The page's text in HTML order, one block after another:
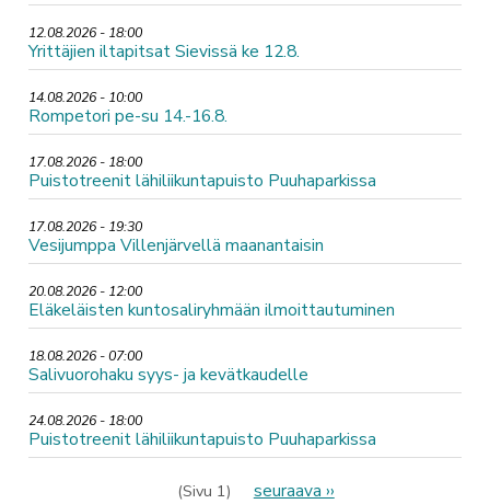
12.08.2026 - 18:00
Yrittäjien iltapitsat Sievissä ke 12.8.
14.08.2026 - 10:00
Rompetori pe-su 14.-16.8.
17.08.2026 - 18:00
Puistotreenit lähiliikuntapuisto Puuhaparkissa
17.08.2026 - 19:30
Vesijumppa Villenjärvellä maanantaisin
20.08.2026 - 12:00
Eläkeläisten kuntosaliryhmään ilmoittautuminen
18.08.2026 - 07:00
Salivuorohaku syys- ja kevätkaudelle
24.08.2026 - 18:00
Puistotreenit lähiliikuntapuisto Puuhaparkissa
(Sivu 1)
Seuraava
seuraava ››